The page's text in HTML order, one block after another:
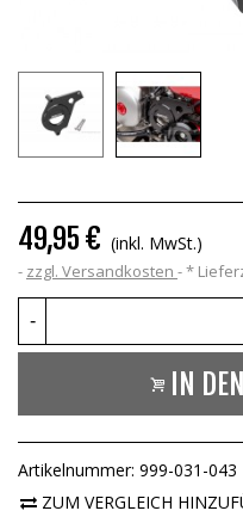
49,95 € (inkl. MwSt.)
zzgl. Versandkosten *
-
IN
Artikelnummer: 999-031-043
ZUM VERGLEICH